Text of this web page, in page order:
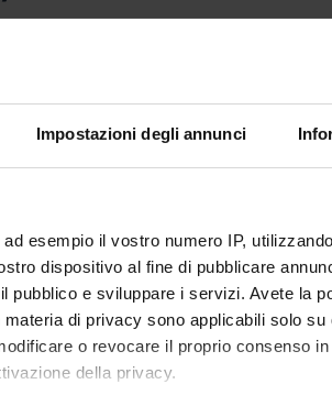
Impostazioni degli annunci
esempio il vostro numero IP,
dispositivo al fine di pubblicare
e sviluppare i servizi. Avete la
di privacy sono applicabili solo su
o revocare il proprio consenso
della privacy.
Language
Italian
Credits